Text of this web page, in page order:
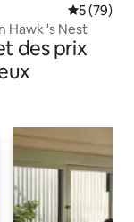
Note
5 (79)
Hawk 's Nest
des prix